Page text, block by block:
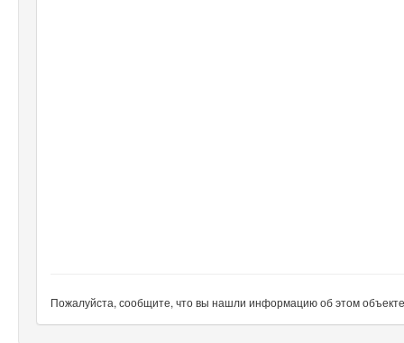
Пожалуйста, сообщите, что вы нашли информацию об этом